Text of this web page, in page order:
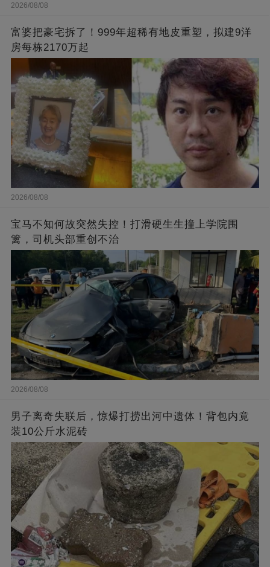
2026/08/08
富婆把豪宅拆了！999年超稀有地皮重塑，拟建9洋
房每栋2170万起
2026/08/08
宝马不知何故突然失控！打滑硬生生撞上学院围
篱，司机头部重创不治
2026/08/08
男子离奇失联后，惊爆打捞出河中遗体！背包内竟
装10公斤水泥砖